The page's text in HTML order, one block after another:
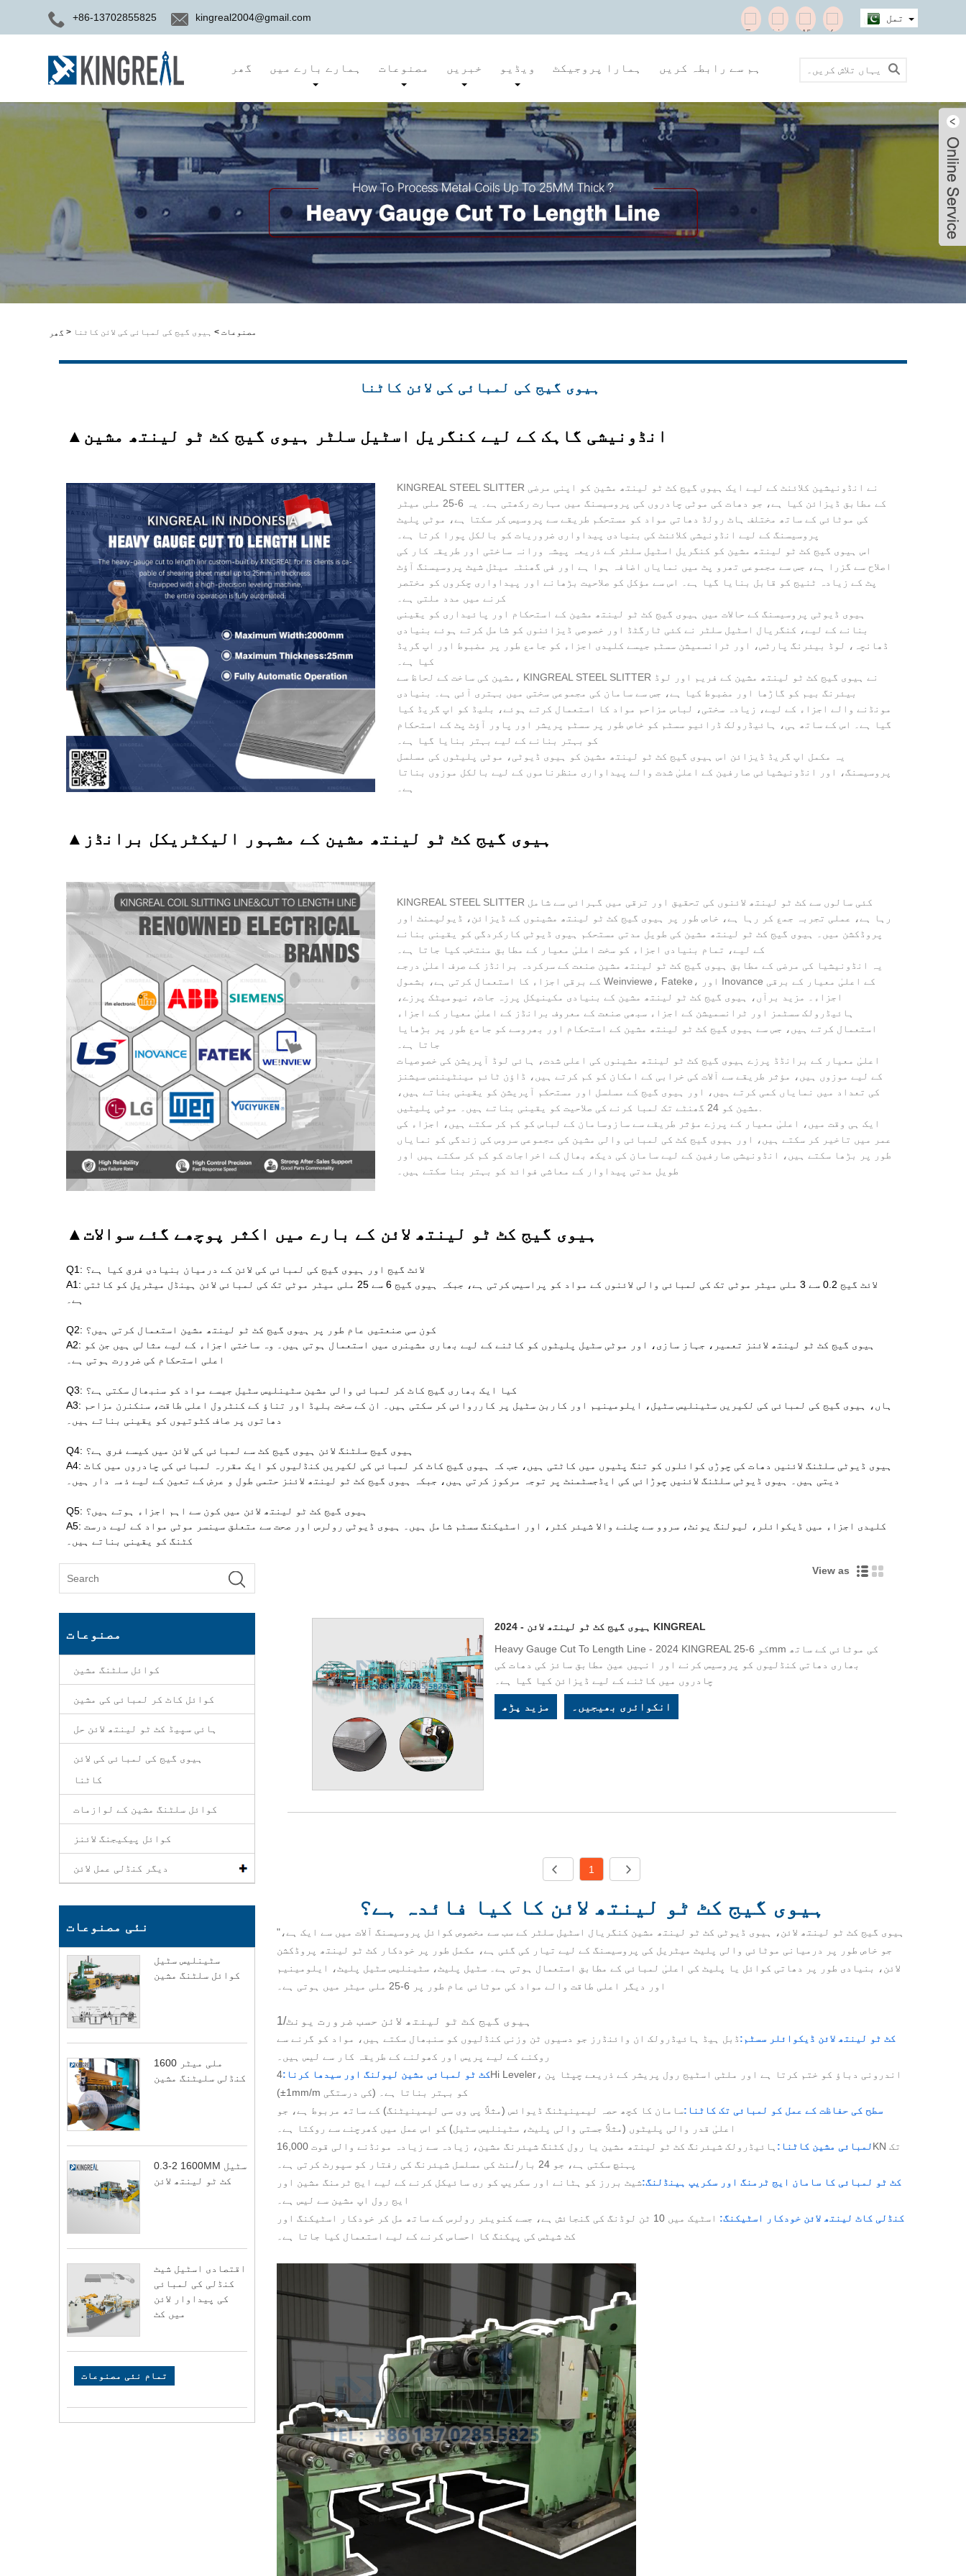
+86-13702855825 kingreal2004@gmail.com تمل
گھر ہمارے بارے میں مصنوعات خبریں ویڈیو ہمارا پروجیکٹ ہم سے رابطہ کریں
گھر > مصنوعات> ہیوی گیج کی لمبائی کی لائن کاٹنا
ہیوی گیج کی لمبائی کی لائن کاٹنا
▲ انڈونیشی گاہک کے لیے کنگریل اسٹیل سلٹر ہیوی گیج کٹ ٹو لینتھ مشین
KINGREAL STEEL SLITTER نے انڈونیشین کلائنٹ کے لیے ایک ہیوی گیج کٹ ٹو لینتھ مشین کو اپنی مرضی
کے مطابق ڈیزائن کیا ہے، جو دھات کی موٹی چادروں کی پروسیسنگ میں مہارت رکھتی ہے۔ یہ 6-25 ملی میٹر
کی موٹائی کے ساتھ مختلف ہاٹ رولڈ دھاتی مواد کو مستحکم طریقے سے پروسیس کر سکتا ہے، موٹی پلیٹ
پروسیسنگ کے لیے انڈونیشی کلائنٹ کی بنیادی پیداواری ضروریات کو بالکل پورا کرتا ہے۔
اس ہیوی گیج کٹ ٹو لینتھ مشین کو کنگریل اسٹیل سلٹر کے ذریعہ پیشہ ورانہ ساختی اور طریقہ کار کی
اصلاح سے گزرا ہے، جس سے مجموعی تھرو پٹ میں نمایاں اضافہ ہوا ہے اور فی گھنٹہ میٹل شیٹ پروسیسنگ آؤٹ
پٹ کے زیادہ ٹنیج کو قابل بنایا گیا ہے۔ اس سے مؤکل کو صلاحیت بڑھانے اور پیداواری چکروں کو مختصر
کرنے میں مدد ملتی ہے۔
ہیوی ڈیوٹی پروسیسنگ کے حالات میں ہیوی گیج کٹ ٹو لینتھ مشین کے استحکام اور پائیداری کو یقینی
بنانے کے لیے، کنگریال اسٹیل سلٹر نے کئی ٹارگٹڈ اور خصوصی ڈیزائنوں کو شامل کرتے ہوئے بنیادی
ڈھانچہ، لوڈ بیئرنگ پارٹس، اور ٹرانسمیشن سسٹم جیسے کلیدی اجزاء کو جامع طور پر مضبوط اور اپ گریڈ
کیا ہے۔
مشین کی ساخت کے لحاظ سے، KINGREAL STEEL SLITTER نے ہیوی گیج کٹ ٹو لینتھ مشین کے فریم اور لوڈ
بیئرنگ بیم کو گاڑھا اور مضبوط کیا ہے، جس سے سامان کی مجموعی سختی میں بہتری آئی ہے۔ بنیادی
مونڈنے والے اجزاء کے لیے، زیادہ سختی، لباس مزاحم مواد کا استعمال کرتے ہوئے، بلیڈ کو اپ گریڈ کیا
گیا ہے۔ اس کے ساتھ ہی، ہائیڈرولک ڈرائیو سسٹم کو خاص طور پر سسٹم پریشر اور پاور آؤٹ پٹ کے استحکام
کو بہتر بنانے کے لیے بہتر بنایا گیا ہے۔
یہ مکمل اپ گریڈ ڈیزائن اس ہیوی گیج کٹ ٹو لینتھ مشین کو ہیوی ڈیوٹی، موٹی پلیٹوں کی مسلسل
پروسیسنگ، اور انڈونیشیائی صارفین کے اعلیٰ شدت والے پیداواری منظرناموں کے لیے بالکل موزوں بناتا
ہے۔
▲ ہیوی گیج کٹ ٹو لینتھ مشین کے مشہور الیکٹریکل برانڈز
KINGREAL STEEL SLITTER کئی سالوں سے کٹ ٹو لینتھ لائنوں کی تحقیق اور ترقی میں گہرائی سے شامل
رہا ہے، عملی تجربہ جمع کر رہا ہے، خاص طور پر ہیوی گیج کٹ ٹو لینتھ مشینوں کے ڈیزائن، ڈیولپمنٹ اور
پروڈکشن میں۔ ہیوی گیج کٹ ٹو لینتھ مشین کی طویل مدتی مستحکم ہیوی ڈیوٹی کارکردگی کو یقینی بنانے
کے لیے، تمام بنیادی اجزاء کو سخت اعلیٰ معیار کے مطابق منتخب کیا جاتا ہے۔
یہ انڈونیشیا کی مرضی کے مطابق ہیوی گیج کٹ ٹو لینتھ مشین صنعت کے سرکردہ برانڈز کے صرف اعلیٰ درجے
کے برقی اجزاء کا استعمال کرتی ہے، بشمول Weinviewe، Fateke، اور Inovance کے اعلیٰ معیار کے برقی
اجزاء۔ مزید برآں، ہیوی گیج کٹ ٹو لینتھ مشین کے بنیادی مکینیکل پرزہ جات، نیومیٹک پرزے،
ہائیڈرولک سسٹمز اور ٹرانسمیشن کے اجزاء سبھی صنعت کے معروف برانڈز کے اعلیٰ معیار کے اجزاء
استعمال کرتے ہیں، جس سے ہیوی گیج کٹ ٹو لینتھ مشین کے استحکام اور بھروسے کو جامع طور پر بڑھایا
جاتا ہے۔
اعلیٰ معیار کے برانڈڈ پرزے ہیوی گیج کٹ ٹو لینتھ مشینوں کی اعلی شدت، ہائی لوڈ آپریشن کی خصوصیات
کے لیے موزوں ہیں، مؤثر طریقے سے آلات کی خرابی کے امکان کو کم کرتے ہیں، ڈاؤن ٹائم مینٹیننس سیشنز
کی تعداد میں نمایاں کمی کرتے ہیں، اور ہیوی گیج کے مسلسل اور مستحکم آپریشن کو یقینی بناتے ہیں،
ایک ہی وقت میں، اعلیٰ معیار کے پرزے مؤثر طریقے سے سازوسامان کے لباس کو کم کر سکتے ہیں، اجزاء کی
عمر میں تاخیر کر سکتے ہیں، اور ہیوی گیج کٹ کی لمبائی والی مشین کی مجموعی سروس کی زندگی کو نمایاں
طور پر بڑھا سکتے ہیں، انڈونیشی صارفین کے لیے سامان کی دیکھ بھال کے اخراجات کو کم کر سکتے ہیں اور
طویل مدتی پیداوار کے معاشی فوائد کو بہتر بنا سکتے ہیں۔
▲ ہیوی گیج کٹ ٹو لینتھ لائن کے بارے میں اکثر پوچھے گئے سوالات
Q1: لائٹ گیج اور ہیوی گیج کی لمبائی کی لائن کے درمیان بنیادی فرق کیا ہے؟
A1: لائٹ گیج 0.2 سے 3 ملی میٹر موٹی تک کی لمبائی والی لائنوں کے مواد کو پراسیس کرتی ہے، جبکہ ہیوی گیج 6 سے 25 ملی میٹر موٹی تک کی لمبائی لائن ہینڈل میٹریل کو کاٹتی
ہے۔
Q2: کون سی صنعتیں عام طور پر ہیوی گیج کٹ ٹو لینتھ مشین استعمال کرتی ہیں؟
A2: ہیوی گیج کٹ ٹو لینتھ لائنز تعمیر، جہاز سازی، اور موٹی سٹیل پلیٹوں کو کاٹنے کے لیے بھاری مشینری میں استعمال ہوتی ہیں۔ وہ ساختی اجزاء کے لیے مثالی ہیں جن کو
اعلی استحکام کی ضرورت ہوتی ہے۔
Q3: کیا ایک بھاری گیج کاٹ کر لمبائی والی مشین سٹینلیس سٹیل جیسے مواد کو سنبھال سکتی ہے؟
A3: ہاں، ہیوی گیج کی لمبائی کی لکیریں سٹینلیس سٹیل، ایلومینیم اور کاربن سٹیل پر کارروائی کر سکتی ہیں۔ ان کے سخت بلیڈ اور تناؤ کے کنٹرول اعلی طاقت، سنکنرن مزاحم
دھاتوں پر صاف کٹوتیوں کو یقینی بناتے ہیں۔
Q4: ہیوی گیج سلٹنگ لائن ہیوی گیج کٹ سے لمبائی کی لائن میں کیسے فرق ہے؟
A4: ہیوی ڈیوٹی سلٹنگ لائنیں دھات کی چوڑی کوائلوں کو تنگ پٹیوں میں کاٹتی ہیں، جب کہ ہیوی گیج کاٹ کر لمبائی کی لکیریں کنڈلیوں کو ایک مقررہ لمبائی کی چادروں میں کاٹ
دیتی ہیں۔ ہیوی ڈیوٹی سلٹنگ لائنیں چوڑائی کی ایڈجسٹمنٹ پر توجہ مرکوز کرتی ہیں، جبکہ ہیوی گیج کٹ ٹو لینتھ لائنز حتمی طول و عرض کے تعین کے لیے ذمہ دار ہیں۔
Q5: ہیوی گیج کٹ ٹو لینتھ لائن میں کون سے اہم اجزاء ہوتے ہیں؟
A5: کلیدی اجزاء میں ڈیکوائلر، لیولنگ یونٹ، سروو سے چلنے والا شیئر کٹر، اور اسٹیکنگ سسٹم شامل ہیں۔ ہیوی ڈیوٹی رولرس اور صحت سے متعلق سینسر موٹی مواد کے لیے درست
کٹنگ کو یقینی بناتے ہیں۔
مصنوعات
کوائل سلٹنگ مشین
کوائل کاٹ کر لمبائی کی مشین
ہائی سپیڈ کٹ ٹو لینتھ لائن حل
ہیوی گیج کی لمبائی کی لائن
کاٹنا
کوائل سلٹنگ مشین کے لوازمات
کوائل پیکیجنگ لائنز
دیگر کنڈلی عمل لائن
نئی مصنوعات
سٹینلیس سٹیل
کوائل سلٹنگ مشین
1600 ملی میٹر
کنڈلی سلیٹنگ مشین
0.3-2 1600MM سٹیل
کٹ ٹو لینتھ لائن
اقتصادی اسٹیل شیٹ
کنڈلی کی لمبائی
کی پیداوار لائن
میں کٹ
تمام نئی مصنوعات
View as
ہیوی گیج کٹ ٹو لینتھ لائن - 2024 KINGREAL
Heavy Gauge Cut To Length Line - 2024 KINGREAL کو 6-25mm کی موٹائی کے ساتھ
بھاری دھاتی کنڈلیوں کو پروسیس کرنے اور انہیں عین مطابق سائز کی دھات کی
چادروں میں کاٹنے کے لیے ڈیزائن کیا گیا ہے۔
مزید پڑھ انکوائری بھیجیں۔
1
ہیوی گیج کٹ ٹو لینتھ لائن کا کیا فائدہ ہے؟
"ہیوی گیج کٹ ٹو لینتھ لائن، ہیوی ڈیوٹی کٹ ٹو لینتھ مشین کنگریال اسٹیل سلٹر کے سب سے مخصوص کوائل پروسیسنگ آلات میں سے ایک ہے،
جو خاص طور پر درمیانی موٹائی والی پلیٹ میٹریل کی پروسیسنگ کے لیے تیار کی گئی ہے، مکمل طور پر خودکار کٹ ٹو لینتھ پروڈکشن
لائن، بنیادی طور پر دھاتی کوائل یا پلیٹ کی اعلیٰ لمبائی کے مطابق استعمال ہوتی ہے۔ سٹیل پلیٹ، سٹینلیس سٹیل پلیٹ، ایلومینیم
اور دیگر اعلی طاقت والے مواد کی موٹائی عام طور پر 6-25 ملی میٹر میں ہوتی ہے۔
1/ہیوی گیج کٹ ٹو لینتھ لائن حسب ضرورت یونٹ
کٹ ٹو لینتھ لائن ڈیکوائلر سسٹم:ڈبل ہیڈ ہائیڈرولک ان وائنڈرز جو دسیوں ٹن وزنی کنڈلیوں کو سنبھال سکتے ہیں، مواد کو گرنے سے
روکنے کے لیے پریس اور کھولنے کے طریقہ کار سے لیس ہیں۔
کٹ ٹو لمبائی مشین لیولنگ اور سیدھا کرنا:4Hi Leveler، اندرونی دباؤ کو ختم کرتا ہے اور ملٹی اسٹیج رول پریشر کے ذریعے چپٹا پن
(±1mm/m کی درستگی) کو بہتر بناتا ہے۔
سطح کی حفاظت کے عمل کو لمبائی تک کاٹنا:سامان کا کچھ حصہ لیمینیٹنگ ڈیوائس (مثلاً پی وی سی لیمینیٹنگ) کے ساتھ مربوط ہے، جو
اعلیٰ قدر والی پلیٹوں (مثلاً جستی والی پلیٹ، سٹینلیس سٹیل) کو اس عمل میں کھرچنے سے روکتا ہے۔
لمبائی مشین کاٹنا:
ہائیڈرولک شیئرنگ کٹ ٹو لینتھ مشین یا رول کٹنگ شیئرنگ مشین، زیادہ سے زیادہ مونڈنے والی قوت 16,000KN تک
پہنچ سکتی ہے، جو 24 بار/منٹ کی مسلسل شیئرنگ کی رفتار کو سپورٹ کرتی ہے۔
کٹ ٹو لمبائی کا سامان ایج ٹرمنگ اور سکریپ ہینڈلنگ:شیٹ بررز کو ہٹانے اور سکریپ کو ری سائیکل کرنے کے لیے ایج ٹرمنگ مشین اور
ایج رول اپ مشین سے لیس ہے۔
کنڈلی کاٹ لینتھ لائن خودکار اسٹیکنگ:
اسٹیک میں 10 ٹن لوڈنگ کی گنجائش ہے، جسے کنویئر رولرس کے ساتھ مل کر خودکار اسٹیکنگ اور
کٹ شیٹس کی پیکنگ کا احساس کرنے کے لیے استعمال کیا جاتا ہے۔